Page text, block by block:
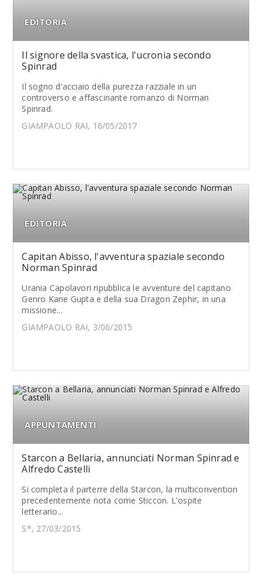
EDITORIA
Il signore della svastica, l'ucronia secondo
Spinrad
Il sogno d'acciaio della purezza razziale in un
controverso e affascinante romanzo di Norman
Spinrad.
GIAMPAOLO RAI, 16/05/2017
EDITORIA
Capitan Abisso, l'avventura spaziale secondo
Norman Spinrad
Urania Capolavori ripubblica le avventure del capitano
Genro Kane Gupta e della sua Dragon Zephir, in una
missione...
GIAMPAOLO RAI, 3/06/2015
APPUNTAMENTI
Starcon a Bellaria, annunciati Norman Spinrad e
Alfredo Castelli
Si completa il parterre della Starcon, la multiconvention
precedentemente nota come Sticcon. L'ospite
letterario...
S*, 27/03/2015